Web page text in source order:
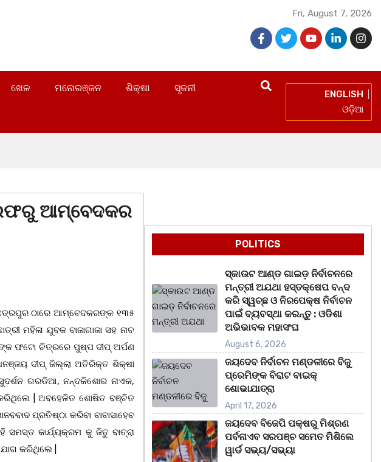
Fri, August 7, 2026
ଖେଳ ମନୋରଞ୍ଜନ ଶିକ୍ଷା ସୃଜନୀ
ENGLISH
ଓଡ଼ିଆ
ଆମ୍ବେଦକର
ଛତ୍ରପୁର ଠାରେ ଆମ୍ବେଦକରଙ୍କ ୧୩୫
ମହିଳା ଯୁବକ ବାଜାଗାଜା ସହ ନାଚ
ଙ୍କ ଫଟୋ ଚିତ୍ରରେ ପୁଷ୍ପ ଦୀପ୍ ଅର୍ପଣ
ଦୀପ୍ ଜିଲ୍ଲା ଅତିରିକ୍ତ ଶିକ୍ଷା
ସୁଦର୍ଶନ ଗରଡିଆ, ନନ୍ଦକିଶୋର ନାଏକ,
କରିଥିଲେ | ଅବହେଳିତ ଶୋଷିତ ବଞ୍ଚିତ
ପ୍ରତିଷ୍ଠା କରିବା ବାବାସାହେବ
କାର୍ଯ୍ୟକ୍ରମ କୁ ଜିତୁ ବାତ୍ରା
କରିଥିଲେ |
POLITICS
ସ୍କାଉଟ ଆଣ୍ଡ ଗାଇଡ଼ ନିର୍ବାଚନରେ
ମନ୍ତ୍ରୀ ଅଯଥା ହସ୍ତକ୍ଷେପ ବନ୍ଦ
କରି ସ୍ୱଚ୍ଛ ଓ ନିରପେକ୍ଷ ନିର୍ବାଚନ
ପାଇଁ ବ୍ୟବସ୍ଥା କରନ୍ତୁ : ଓଡିଶା
ଅଭିଭାବକ ମହାସଂଘ
August 6, 2026
ଜୟଦେବ ନିର୍ବାଚନ ମଣ୍ଡଳୀରେ ବିଜୁ
ପ୍ରେମିଙ୍କ ବିରାଟ ବାଇକ୍
ଶୋଭାଯାତ୍ରା
April 17, 2026
ଜୟଦେବ ବିଜେପି ପକ୍ଷରୁ ମିଶ୍ରଣ
ପର୍ବନାଏବ ସରପଞ୍ଚ ସମେତ ମିଶିଲେ
ୱାର୍ଡ ସଭ୍ୟ/ସଭ୍ୟା